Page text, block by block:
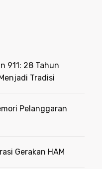
911: 28 Tahun
Tradisi
Pelanggaran
Gerakan HAM